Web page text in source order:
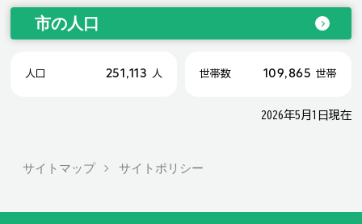
市の人口
人口 251,113 人 世帯数 109,865 世帯
2026年5月1日現在
サイトマップ サイトポリシー